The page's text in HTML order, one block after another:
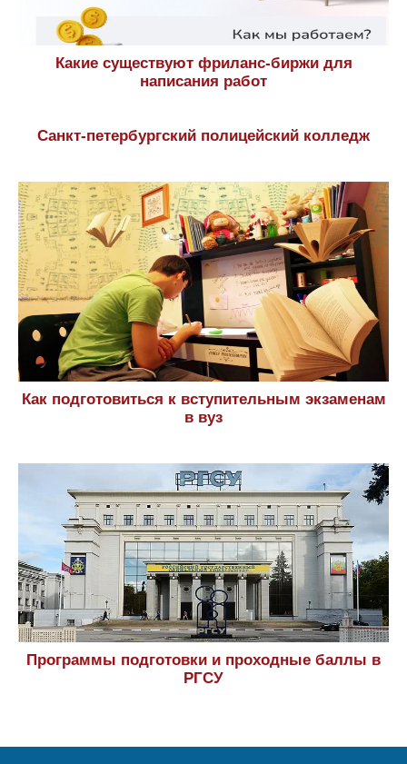
Какие существуют фриланс-биржи для
написания работ
Санкт-петербургский полицейский колледж
Как подготовиться к вступительным экзаменам
в вуз
Программы подготовки и проходные баллы в
РГСУ